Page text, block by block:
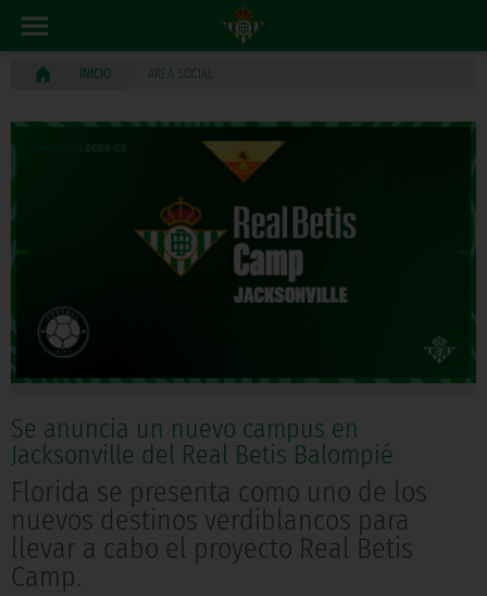
INICIO AREA SOCIAL
Se anuncia un nuevo campus en
Jacksonville del Real Betis Balompié
Florida se presenta como uno de los
nuevos destinos verdiblancos para
llevar a cabo el proyecto Real Betis
Camp.